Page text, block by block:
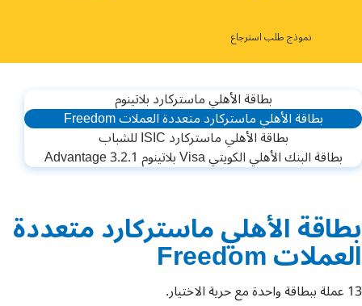
نموذج طلب استرجاع
ﺑﻄﺎﻗﺔ الأهلي ﻣﺎﺳﺘﺮﻛﺎﺭﺩ ﺑﻼﺗﻴﻨﻮﻡ
بطاقة الأهلي ماستركارد متعددة العملات Freedom
بطاقة الأهلي ماستركارد ISIC للشباب
بطاقة البنك الأهلي الكويتي Visa بلاتينوم Advantage 3.2.1
بطاقة الأهلي ماستركارد متعددة
العملات Freedom
13 عملة ببطاقة واحدة مع حرية الاختيار.